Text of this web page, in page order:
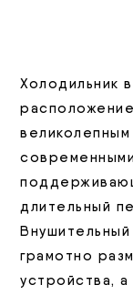
Холодильник
длительный
грамотно
устройства,